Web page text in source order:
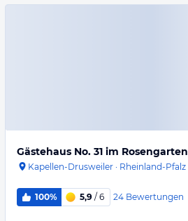
Gästehaus No. 31 im Rosengarten
Kapellen-Drusweiler · Rheinland-Pfalz
100% 5,9 / 6 24 Bewertungen